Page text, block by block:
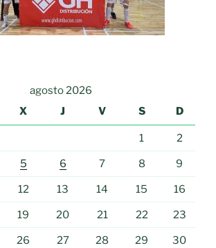
agosto 2026
X J V S D
1 2
5 6 7 8 9
12 13 14 15 16
19 20 21 22 23
26 27 28 29 30